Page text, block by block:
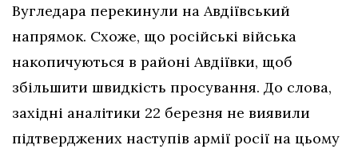
Вугледара перекинули на Авдіївський
напрямок. Схоже, що російські війська
накопичуються в районі Авдіївки, щоб
збільшити швидкість просування. До слова,
західні аналітики 22 березня не виявили
підтверджених наступів армії росії на цьому